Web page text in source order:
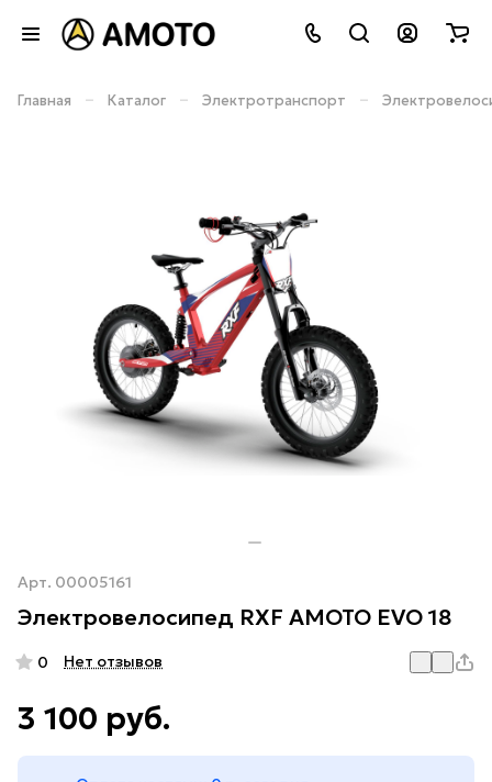
Главная – Каталог – Электротранспорт –
Арт. 00005161
Электровелосипед RXF AMOTO EVO 18
0 Нет отзывов
3 100 руб.